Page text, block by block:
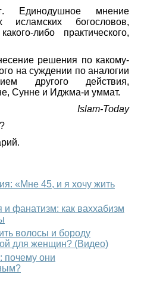
. Единодушное мнение
исламских богословов,
либо практического,
решения по какому-
на суждении по аналогии
другого действия,
Сунне и Иджма-и уммат.
Islam-Today
«Мне 45, и я хочу жить
фанатизм: как ваххабизм
волосы и бороду
для женщин? (Видео)
почему они